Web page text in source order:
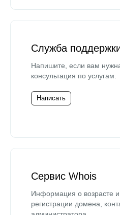
Служба
Напишите, если вам
консультация по услугам.
Написать
Сервис Whois
Информация о возрасте и
регистрации домена,